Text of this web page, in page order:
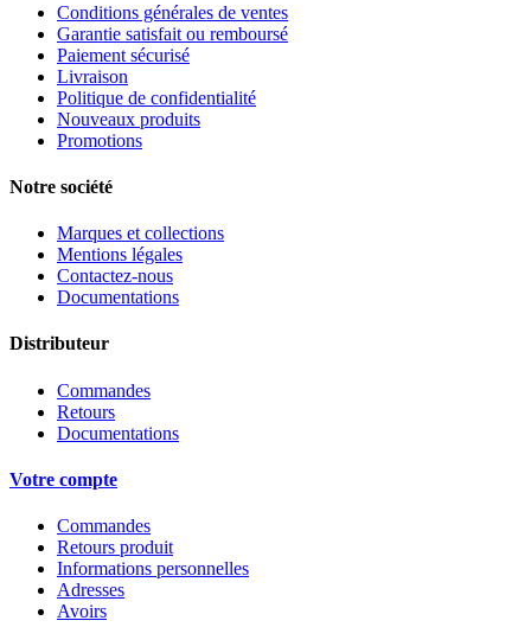
Conditions générales de ventes
Garantie satisfait ou remboursé
Paiement sécurisé
Livraison
Politique de confidentialité
Nouveaux produits
Promotions
Notre société
Marques et collections
Mentions légales
Contactez-nous
Documentations
Distributeur
Commandes
Retours
Documentations
Votre compte
Commandes
Retours produit
Informations personnelles
Adresses
Avoirs